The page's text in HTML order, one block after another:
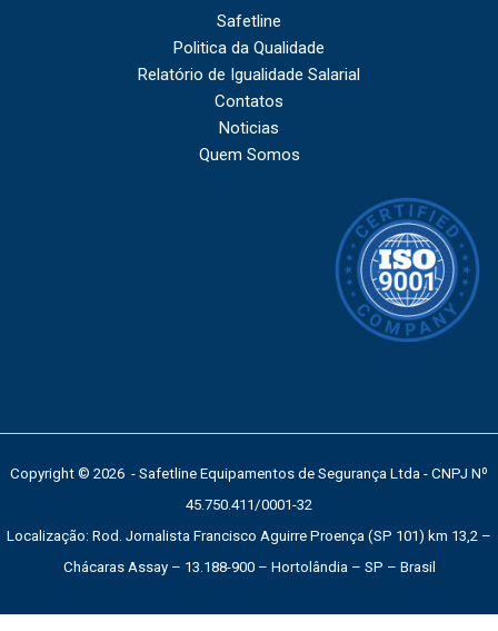
Safetline
Politica da Qualidade
Relatório de Igualidade Salarial
Contatos
Noticias
Quem Somos
Copyright © 2026 - Safetline Equipamentos de Segurança Ltda - CNPJ Nº
45.750.411/0001-32
Localização: Rod. Jornalista Francisco Aguirre Proença (SP 101) km 13,2 –
Chácaras Assay – 13.188-900 – Hortolândia – SP – Brasil